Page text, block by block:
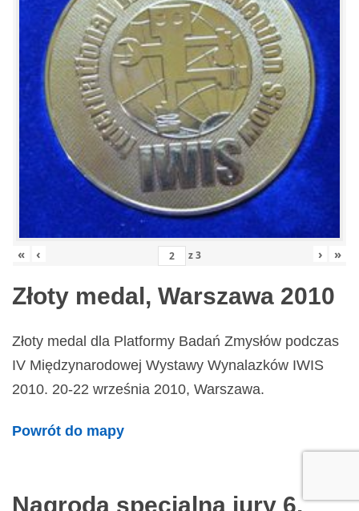
« ‹ z3 › »
Złoty medal, Warszawa 2010
Złoty medal dla Platformy Badań Zmysłów podczas
IV Międzynarodowej Wystawy Wynalazków IWIS
2010. 20-22 września 2010, Warszawa.
Powrót do mapy
Nagroda specjalna jury 6.